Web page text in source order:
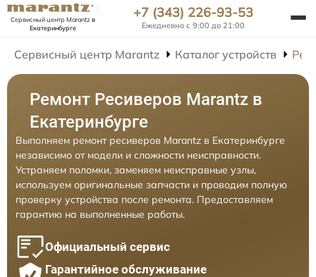
Сервисный центр Marantzв
Екатеринбурге
+7 (343) 226-93-53
Ежедневно с 9:00 до 21:00
Сервисный центр Marantz Каталог устройств
Ремонт Ресиверов Marantz в
Екатеринбурге
Выполняем ремонт ресиверов Marantz в Екатеринбурге
независимо от модели и сложности неисправности.
Устраняем поломки, заменяем неисправные узлы,
используем оригинальные запчасти и проводим полную
проверку устройства после ремонта. Предоставляем
гарантию на выполненные работы.
Официальный сервис
Гарантийное обслуживание